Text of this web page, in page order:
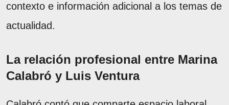
contexto e información adicional a los temas de
actualidad.
La relación profesional entre Marina
Calabró y Luis Ventura